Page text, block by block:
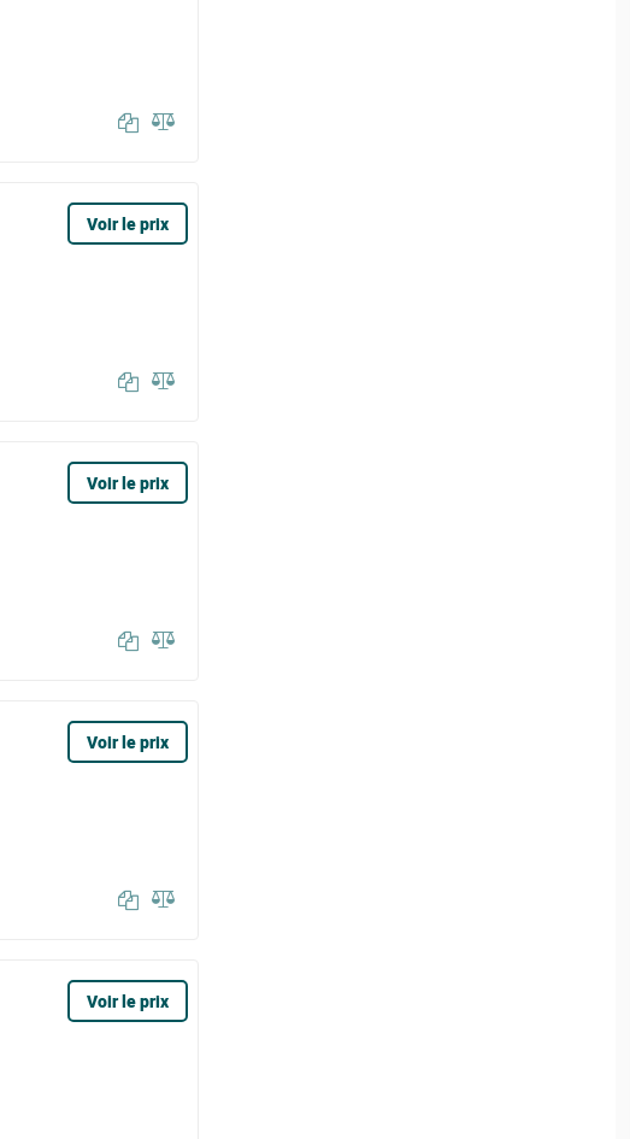
Voir le prix
Voir le prix
Voir le prix
Voir le prix